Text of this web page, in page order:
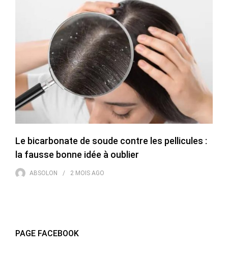
Le bicarbonate de soude contre les pellicules :
la fausse bonne idée à oublier
ABSOLON 2 MOIS AGO
PAGE FACEBOOK